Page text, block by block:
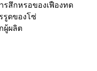
รสึกหรอของเฟืองทด
รูดของโซ่
ผู้ผลิต